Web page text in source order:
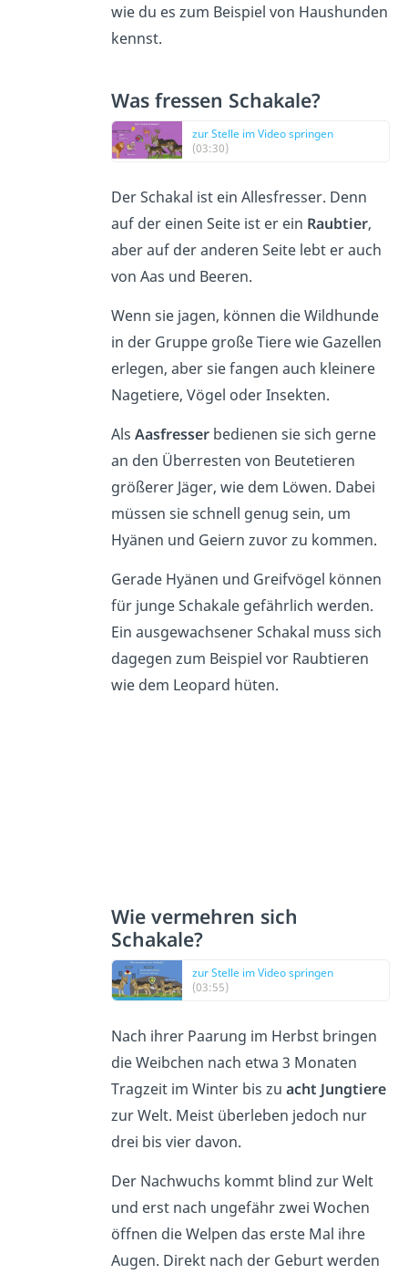
wie du es zum Beispiel von Haushunden
kennst.
Was fressen Schakale?
zur Stelle im Video springen
(03:30)
Der Schakal ist ein Allesfresser. Denn
auf der einen Seite ist er ein Raubtier,
aber auf der anderen Seite lebt er auch
von Aas und Beeren.
Wenn sie jagen, können die Wildhunde
in der Gruppe große Tiere wie Gazellen
erlegen, aber sie fangen auch kleinere
Nagetiere, Vögel oder Insekten.
AlsAasfresser bedienen sie sich gerne
an den Überresten von Beutetieren
größerer Jäger, wie dem Löwen. Dabei
müssen sie schnell genug sein, um
Hyänen und Geiern zuvor zu kommen.
Gerade Hyänen und Greifvögel können
für junge Schakale gefährlich werden.
Ein ausgewachsener Schakal muss sich
dagegen zum Beispiel vor Raubtieren
wie dem Leopard hüten.
Wie vermehren sich
Schakale?
zur Stelle im Video springen
(03:55)
Nach ihrer Paarung im Herbst bringen
die Weibchen nach etwa 3 Monaten
Tragzeit im Winter bis zuacht Jungtiere
zur Welt. Meist überleben jedoch nur
drei bis vier davon.
Der Nachwuchs kommt blind zur Welt
und erst nach ungefähr zwei Wochen
öffnen die Welpen das erste Mal ihre
Augen. Direkt nach der Geburt werden